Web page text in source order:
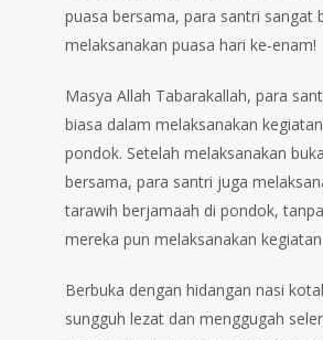
puasa bersama, para santri sangat
melaksanakan puasa hari ke-enam!
Masya Allah Tabarakallah, para
biasa dalam melaksanakan
pondok. Setelah melaksanakan
bersama, para santri juga
tarawih berjamaah di pondok,
mereka pun melaksanakan
Berbuka dengan hidangan nasi
sungguh lezat dan menggugah